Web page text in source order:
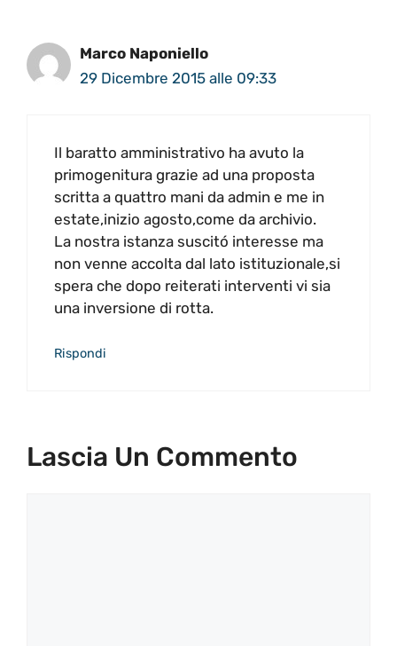
Marco Naponiello
29 Dicembre 2015 alle 09:33
Il baratto amministrativo ha avuto la
primogenitura grazie ad una proposta
scritta a quattro mani da admin e me in
estate,inizio agosto,come da archivio.
La nostra istanza suscitó interesse ma
non venne accolta dal lato istituzionale,si
spera che dopo reiterati interventi vi sia
una inversione di rotta.
Rispondi
Lascia Un Commento